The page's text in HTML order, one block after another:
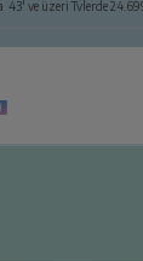
43' ve üzeri Tvlerde